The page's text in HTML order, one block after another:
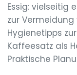
Essig: vielseitig
zur Vermeidung
Hygienetipps
Kaffeesatz als
Praktische